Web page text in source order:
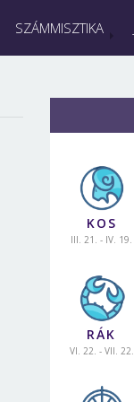
SZÁMMISZTIKA
KOS
III. 21. - IV. 19.
RÁK
VI. 22. - VII. 22.